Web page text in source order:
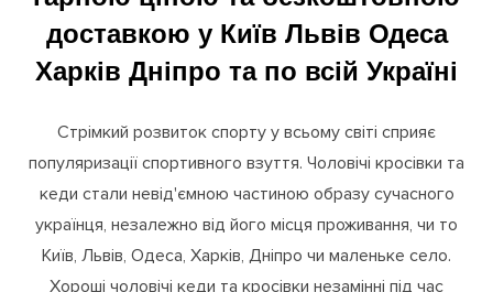
кросівки та кеди зі знижкою за
гарною ціною та безкоштовною
доставкою у Київ Львів Одеса
Харків Дніпро та по всій Україні
Стрімкий розвиток спорту у всьому світі сприяє
популяризації спортивного взуття. Чоловічі кросівки та
кеди стали невід'ємною частиною образу сучасного
українця, незалежно від його місця проживання, чи то